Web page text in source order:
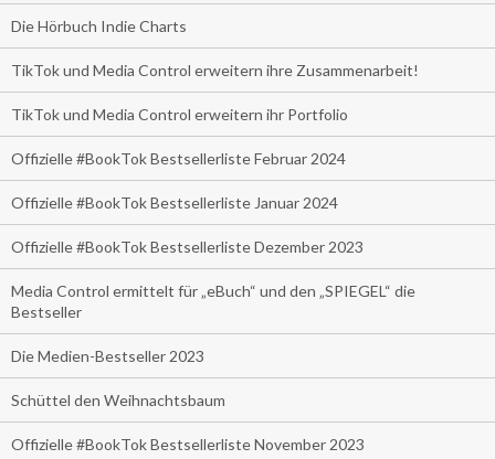
Die Hörbuch Indie Charts
TikTok und Media Control erweitern ihre Zusammenarbeit!
TikTok und Media Control erweitern ihr Portfolio
Offizielle #BookTok Bestsellerliste Februar 2024
Offizielle #BookTok Bestsellerliste Januar 2024
Offizielle #BookTok Bestsellerliste Dezember 2023
Media Control ermittelt für „eBuch“ und den „SPIEGEL“ die
Bestseller
Die Medien-Bestseller 2023
Schüttel den Weihnachtsbaum
Offizielle #BookTok Bestsellerliste November 2023